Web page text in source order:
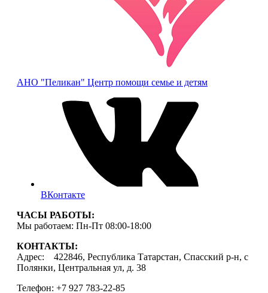
АНО "Пеликан" Центр помощи семье и детям
ВКонтакте
ЧАСЫ РАБОТЫ:
Мы работаем: Пн-Пт 08:00-18:00
КОНТАКТЫ:
Адрес: 422846, Республика Татарстан, Спасский р-н, с
Полянки, Центральная ул, д. 38
Телефон: +7 927 783-22-85